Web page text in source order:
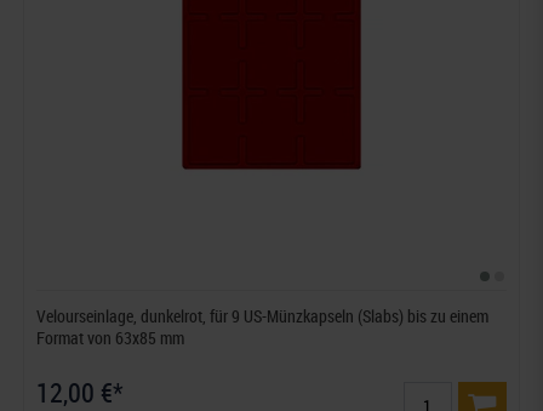
Velourseinlage, dunkelrot, für 9 US-Münzkapseln (Slabs) bis zu einem
Format von 63x85 mm
12,00 €*